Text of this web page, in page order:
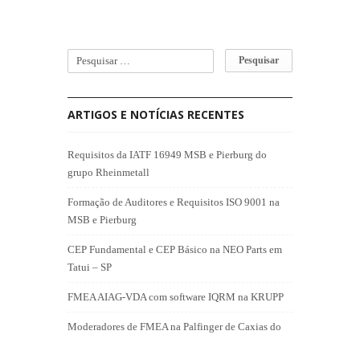
ARTIGOS E NOTÍCIAS RECENTES
Requisitos da IATF 16949 MSB e Pierburg do
grupo Rheinmetall
Formação de Auditores e Requisitos ISO 9001 na
MSB e Pierburg
CEP Fundamental e CEP Básico na NEO Parts em
Tatui – SP
FMEA AIAG-VDA com software IQRM na KRUPP
Moderadores de FMEA na Palfinger de Caxias do